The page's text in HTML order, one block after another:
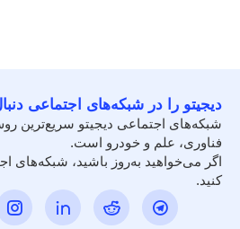
دیجیتو را در شبکه‌های اجتماعی
شبکه‌های اجتماعی دیجیتو سریع‌ترین
فناوری، علم و خودرو است.
اگر می‌خواهید به‌روز باشید، شبکه‌های
کنید.